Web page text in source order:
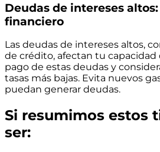
Deudas de intereses
financiero
Las deudas de intereses altos,
de crédito, afectan tu capacidad
pago de estas deudas y
tasas más bajas. Evita nuevos
puedan generar deudas.
Si resumimos estos
ser: